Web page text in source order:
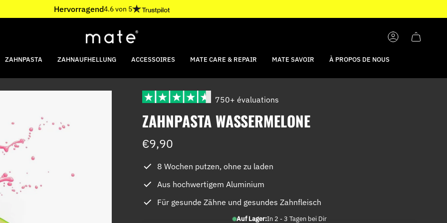
Hervorragend4.6 von 5
COMPTE
ZAHNPASTA ZAHNAUFHELLUNG ACCESSOIRES MATE CARE & REPAIR MATE SAVOIR À PROPOS DE NOUS
750+ évaluations
ZAHNPASTA WASSERMELONE
€9,90
8 Wochen putzen, ohne zu laden
Aus hochwertigem Aluminium
Für gesunde Zähne und gesundes Zahnfleisch
Auf Lager:In 2 - 3 Tagen bei Dir